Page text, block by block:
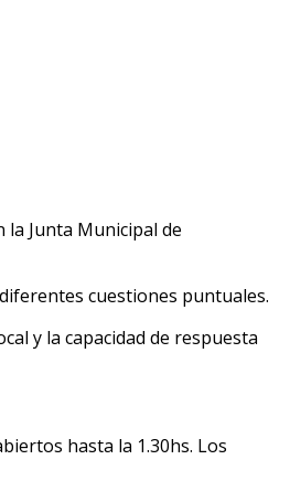
Junta Municipal de
cuestiones puntuales.
y la capacidad de respuesta
hasta la 1.30hs. Los